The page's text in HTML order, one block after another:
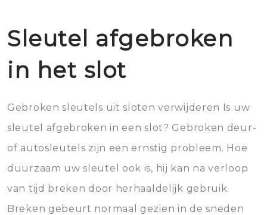
Sleutel afgebroken
in het slot
Gebroken sleutels uit sloten verwijderen Is uw
sleutel afgebroken in een slot? Gebroken deur-
of autosleutels zijn een ernstig probleem. Hoe
duurzaam uw sleutel ook is, hij kan na verloop
van tijd breken door herhaaldelijk gebruik.
Breken gebeurt normaal gezien in de sneden